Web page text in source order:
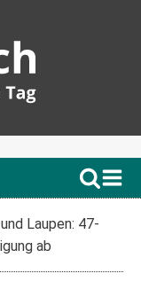
Laupen: 47-
ab